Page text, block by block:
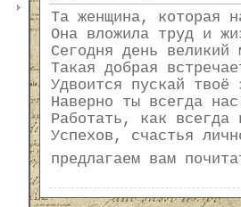
Та женщина, которая
Она вложила труд и
Сегодня день
Такая добрая
Удвоится пускай
Наверно ты всегда
Работать, как всегда
Успехов, счастья
предлагаем вам